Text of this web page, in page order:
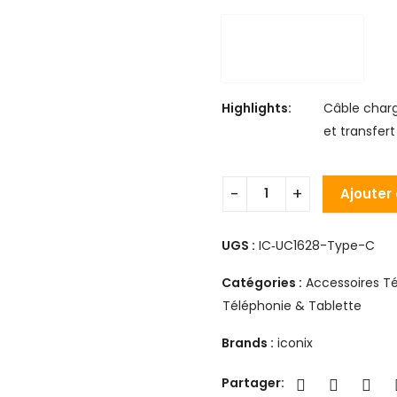
Highlights:
Câble
et transfert
Ajouter
UGS : IC‑UC1628-Type-C
Catégories : Accessoires
Téléphonie & Tablette
Brands : iconix
Partager: